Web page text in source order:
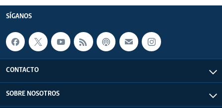
SÍGANOS
CONTACTO
SOBRE NOSOTROS